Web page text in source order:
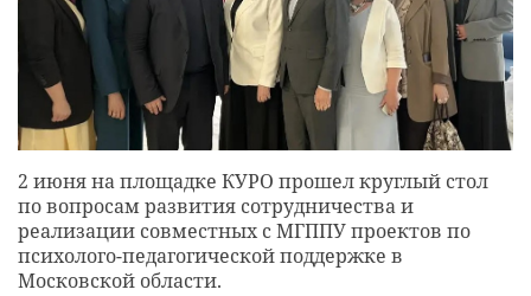
2 июня на площадке КУРО прошел круглый стол
по вопросам развития сотрудничества и
реализации совместных с МГППУ проектов по
психолого-педагогической поддержке в
Московской области.